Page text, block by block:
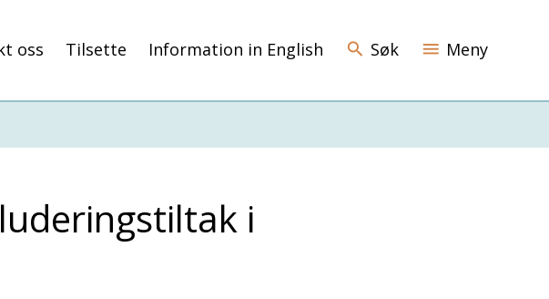
oss Tilsette Information in English Søk Meny
i